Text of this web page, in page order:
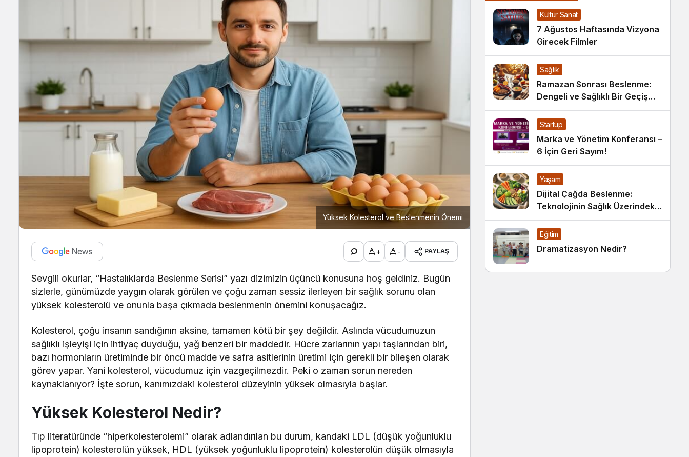
Yüksek Kolesterol ve Beslenmenin Önemi
+ - PAYLAŞ
Sevgili okurlar, “Hastalıklarda Beslenme Serisi” yazı dizimizin üçüncü konusuna hoş geldiniz. Bugün
sizlerle, günümüzde yaygın olarak görülen ve çoğu zaman sessiz ilerleyen bir sağlık sorunu olan
yüksek kolesterolü ve onunla başa çıkmada beslenmenin önemini konuşacağız.
Kolesterol, çoğu insanın sandığının aksine, tamamen kötü bir şey değildir. Aslında vücudumuzun
sağlıklı işleyişi için ihtiyaç duyduğu, yağ benzeri bir maddedir. Hücre zarlarının yapı taşlarından biri,
bazı hormonların üretiminde bir öncü madde ve safra asitlerinin üretimi için gerekli bir bileşen olarak
görev yapar. Yani kolesterol, vücudumuz için vazgeçilmezdir. Peki o zaman sorun nereden
kaynaklanıyor? İşte sorun, kanımızdaki kolesterol düzeyinin yüksek olmasıyla başlar.
Yüksek Kolesterol Nedir?
Tıp literatüründe “hiperkolesterolemi” olarak adlandırılan bu durum, kandaki LDL (düşük yoğunluklu
lipoprotein) kolesterolün yüksek, HDL (yüksek yoğunluklu lipoprotein) kolesterolün düşük olmasıyla
Kültür Sanat
7 Ağustos Haftasında Vizyona
Girecek Filmler
Sağlık
Ramazan Sonrası Beslenme:
Dengeli ve Sağlıklı Bir Geçiş
İçin İpuçları
Startup
Marka ve Yönetim Konferansı –
6 İçin Geri Sayım!
Yaşam
Dijital Çağda Beslenme:
Teknolojinin Sağlık Üzerindeki
Etkileri ve Yeni Alışkanlıklar
Eğitim
Dramatizasyon Nedir?